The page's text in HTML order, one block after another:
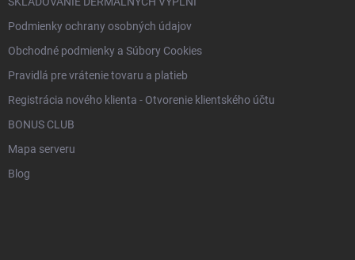
Podmienky ochrany osobných údajov
Obchodné podmienky a Súbory Cookies
Pravidlá pre vrátenie tovaru a platieb
Registrácia nového klienta - Otvorenie klientského účtu
BONUS CLUB
Mapa serveru
Blog